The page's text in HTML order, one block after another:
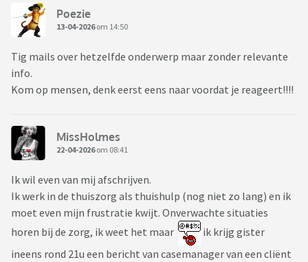
Poezie
13-04-2026om 14:50
Tig mails over hetzelfde onderwerp maar zonder relevante
info.
Kom op mensen, denk eerst eens naar voordat je reageert!!!!
MissHolmes
22-04-2026om 08:41
Ik wil even van mij afschrijven.
Ik werk in de thuiszorg als thuishulp (nog niet zo lang) en ik
moet even mijn frustratie kwijt. Onverwachte situaties
horen bij de zorg, ik weet het maar
ik krijg gister
ineens rond 21u een bericht van casemanager van een cliënt